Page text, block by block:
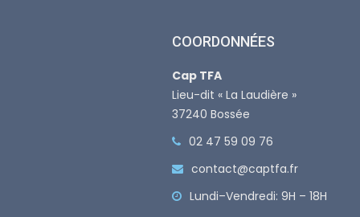
COORDONNÉES
Cap TFA
Lieu-dit « La Laudière »
37240 Bossée
02 47 59 09 76
contact@captfa.fr
Lundi–Vendredi: 9H – 18H